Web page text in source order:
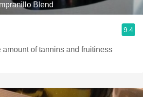
Blend
9.4
of tannins and fruitiness